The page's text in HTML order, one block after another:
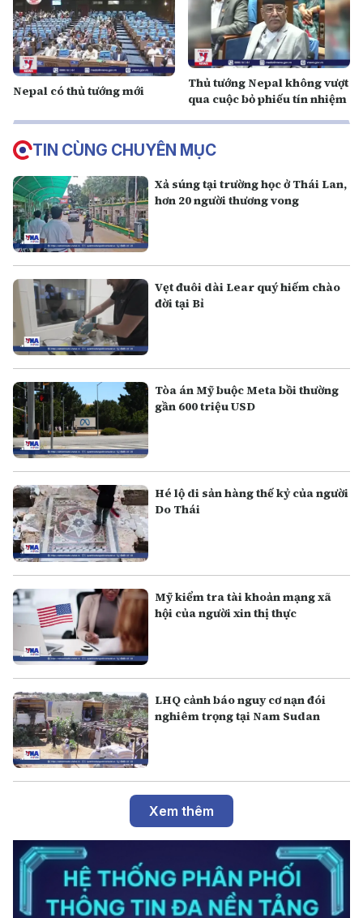
Nepal có thủ tướng mới
Thủ tướng Nepal không vượt
qua cuộc bỏ phiếu tín nhiệm
TIN CÙNG CHUYÊN MỤC
Xả súng tại trường học ở Thái Lan,
hơn 20 người thương vong
Vẹt đuôi dài Lear quý hiếm chào
đời tại Bỉ
Tòa án Mỹ buộc Meta bồi thường
gần 600 triệu USD
Hé lộ di sản hàng thế kỷ của người
Do Thái
Mỹ kiểm tra tài khoản mạng xã
hội của người xin thị thực
LHQ cảnh báo nguy cơ nạn đói
nghiêm trọng tại Nam Sudan
Xem thêm